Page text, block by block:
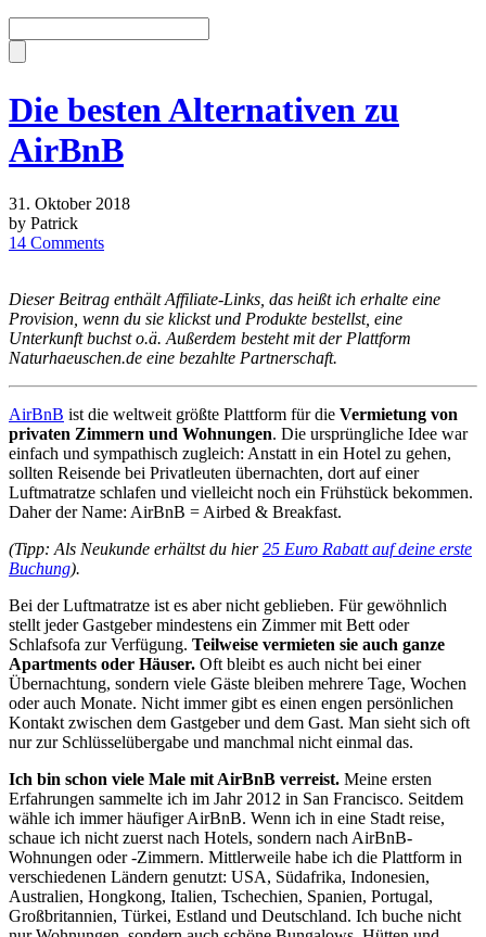
Die besten Alternativen zu
AirBnB
31. Oktober 2018
by Patrick
14 Comments
Dieser Beitrag enthält Affiliate-Links, das heißt ich erhalte eine
Provision, wenn du sie klickst und Produkte bestellst, eine
Unterkunft buchst o.ä. Außerdem besteht mit der Plattform
Naturhaeuschen.de eine bezahlte Partnerschaft.
AirBnB ist die weltweit größte Plattform für die Vermietung von
privaten Zimmern und Wohnungen. Die ursprüngliche Idee war
einfach und sympathisch zugleich: Anstatt in ein Hotel zu gehen,
sollten Reisende bei Privatleuten übernachten, dort auf einer
Luftmatratze schlafen und vielleicht noch ein Frühstück bekommen.
Daher der Name: AirBnB = Airbed & Breakfast.
(Tipp: Als Neukunde erhältst du hier25 Euro Rabatt auf deine erste
Buchung).
Bei der Luftmatratze ist es aber nicht geblieben. Für gewöhnlich
stellt jeder Gastgeber mindestens ein Zimmer mit Bett oder
Schlafsofa zur Verfügung. Teilweise vermieten sie auch ganze
Apartments oder Häuser. Oft bleibt es auch nicht bei einer
Übernachtung, sondern viele Gäste bleiben mehrere Tage, Wochen
oder auch Monate. Nicht immer gibt es einen engen persönlichen
Kontakt zwischen dem Gastgeber und dem Gast. Man sieht sich oft
nur zur Schlüsselübergabe und manchmal nicht einmal das.
Ich bin schon viele Male mit AirBnB verreist. Meine ersten
Erfahrungen sammelte ich im Jahr 2012 in San Francisco. Seitdem
wähle ich immer häufiger AirBnB. Wenn ich in eine Stadt reise,
schaue ich nicht zuerst nach Hotels, sondern nach AirBnB-
Wohnungen oder -Zimmern. Mittlerweile habe ich die Plattform in
verschiedenen Ländern genutzt: USA, Südafrika, Indonesien,
Australien, Hongkong, Italien, Tschechien, Spanien, Portugal,
Großbritannien, Türkei, Estland und Deutschland. Ich buche nicht